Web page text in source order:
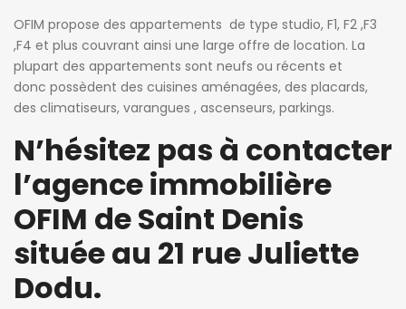
OFIM propose des appartements de type studio, F1, F2 ,F3
,F4 et plus couvrant ainsi une large offre de location. La
plupart des appartements sont neufs ou récents et
donc possèdent des cuisines aménagées, des placards,
des climatiseurs, varangues , ascenseurs, parkings.
N’hésitez pas à contacter
l’agence immobilière
OFIM de Saint Denis
située au 21 rue Juliette
Dodu.